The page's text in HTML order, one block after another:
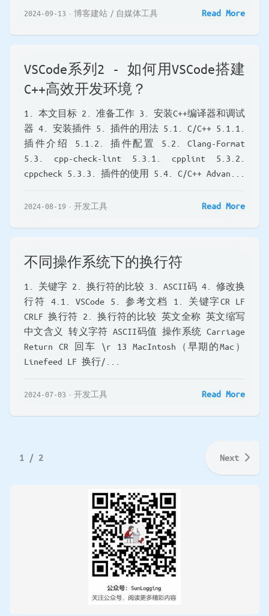
2024-09-13 博客建站 自媒体工具 Read More
VSCode系列2 - 如何用VSCode搭建
C++高效开发环境？
1. 本文目标 2. 准备工作 3. 安装C++编译器和调试
器 4. 安装插件 5. 插件的用法 5.1. C/C++ 5.1.1.
插件介绍 5.1.2. 插件配置 5.2. Clang-Format
5.3. cpp-check-lint 5.3.1. cpplint 5.3.2.
cppcheck 5.3.3. 插件的使用 5.4. C/C++ Advan...
2024-08-19 开发工具 Read More
不同操作系统下的换行符
1. 关键字 2. 换行符的比较 3. ASCII码 4. 修改换
行符 4.1. VSCode 5. 参考文档 1. 关键字CR LF
CRLF 换行符 2. 换行符的比较 英文全称 英文缩写
中文含义 转义字符 ASCII码值 操作系统 Carriage
Return CR 回车 \r 13 MacIntosh（早期的Mac）
Linefeed LF 换行/...
2024-07-03 开发工具 Read More
1 / 2 Next